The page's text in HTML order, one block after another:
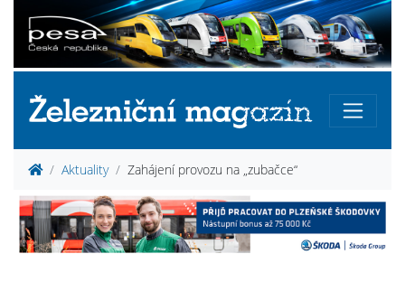
Aktuality Zahájení provozu na „zubačce“